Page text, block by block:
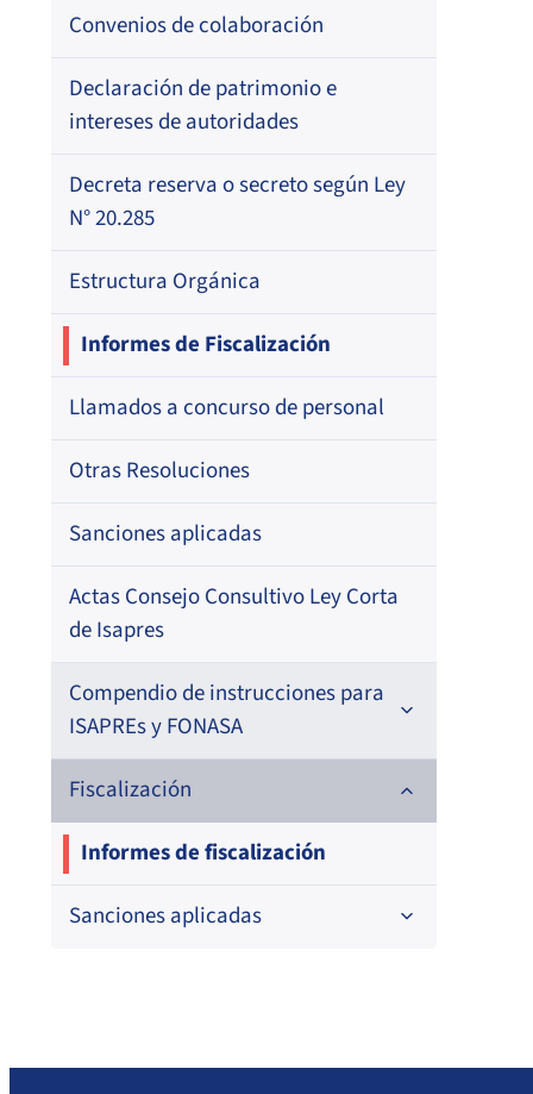
Por profesión
Regional
Regional
Por orden alfabético
Por profesión
Registro de Médicos Revisores de
Regional
Por orden alfabético
Por especialidad
Registro de Agentes de Ventas de
Registro Nacional de Prestadores
Licencias Médicas
Circulares
Circulares internas
Resoluciones
Oficios Circulares
Para otros destinatarios
Circulares
Convenios de colaboración
Declaración de patrimonio e
intereses de autoridades
Decreta reserva o secreto según Ley
N° 20.285
Estructura Orgánica
Informes de Fiscalización
Llamados a concurso de personal
Otras Resoluciones
Sanciones aplicadas
Actas Consejo Consultivo Ley Corta
de Isapres
Compendio de instrucciones para
ISAPREs y FONASA
Compendio Beneficios
Compendio de Archivos Maestros
Compendio Información
Compendio Procedimientos
Fiscalización
Informes de fiscalización
Sanciones aplicadas